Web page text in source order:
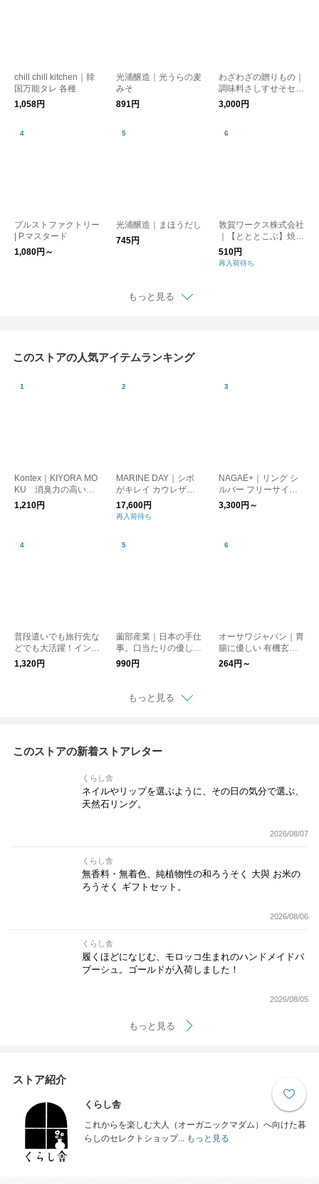
chill chill kitchen｜韓
国万能タレ 各種
1,058円
光浦醸造｜光うらの麦
みそ
891円
わざわざの贈りもの｜
調味料さしすせそセッ
ト【ギフト】
3,000円
プルストファクトリー
| P.マスタード
1,080円～
光浦醸造｜まほうだし
745円
敦賀ワークス株式会社
｜【とととこぶ】焼き
鯖節とアオサが香る浅
漬け塩（110g）
510円
再入荷待ち
もっと見る
このストアの人気アイテムランキング
Kontex｜KIYORA MO
KU 消臭力の高いフ
ェイスタオル キヨラ
モク kurashisha
1,210円
MARINE DAY｜シボ
がキレイ カウレザー
ショルダーバッグ MIN
I HAUS ブラック キ
17,600円
再入荷待ち
NAGAE+｜リング シ
ルバー フリーサイ
ズ 錫(すず）ででき
たアクセサリー 指輪 1
ガエプリュス
3,300円～
普段遣いでも旅行先な
どでも大活躍！インド
綿ブロックプリント巾
着 40cm×30cm「母
1,320円
薗部産業｜日本の手仕
事。口当たりの優しい
ブナれんげ 15.5cm 木
製 新生活 kurashis
990円
オーサワジャパン｜胃
腸に優しい 有機玄米
粥 シリーズ kurashis
264円～
もっと見る
このストアの新着ストアレター
くらし舎
ネイルやリップを選ぶように、その日の気分で選ぶ、
天然石リング。
2026/08/07
くらし舎
無香料・無着色、純植物性の和ろうそく 大與 お米の
ろうそく ギフトセット。
2026/08/06
くらし舎
履くほどになじむ、モロッコ生まれのハンドメイドバ
ブーシュ。ゴールドが入荷しました！
2026/08/05
もっと見る
ストア紹介
くらし舎
これからを楽しむ大人（オーガニックマダム）へ向けた暮
らしのセレクトショップ...もっと見る